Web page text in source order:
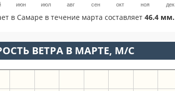
июн июл авг сен окт ноя дек
в Самаре в течение марта составляет 46.4 мм.
ВЕТРА В МАРТЕ, М/С